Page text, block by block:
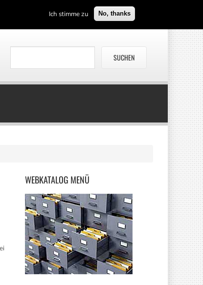
Ich stimme zu No, thanks
WEBKATALOG MENÜ